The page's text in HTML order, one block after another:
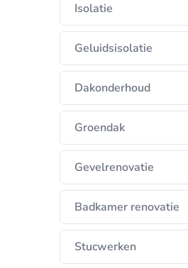
Isolatie
Geluidsisolatie
Dakonderhoud
Groendak
Gevelrenovatie
Badkamer renovatie
Stucwerken